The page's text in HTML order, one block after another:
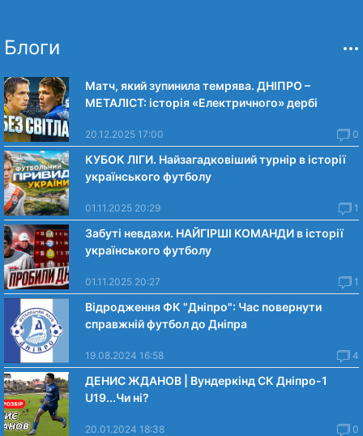
Блоги
Матч, який зупинила темрява. ДНІПРО –
МЕТАЛІСТ: історія «Електричного» дербі
20.12.2025 17:00 0
КУБОК ЛІГИ. Найзагадковіший турнір в історії
українського футболу
01.11.2025 20:29 1
Забуті невдахи. НАЙГІРШІ КОМАНДИ в історії
українського футболу
01.11.2025 20:27 1
Відродження ФК "Дніпро": Час повернути
справжній футбол до Дніпра
19.08.2024 16:58 4
ДЕНИС ЖДАНОВ | Вундеркінд СК Дніпро-1
U19...Чи нi?
20.01.2024 18:38 0